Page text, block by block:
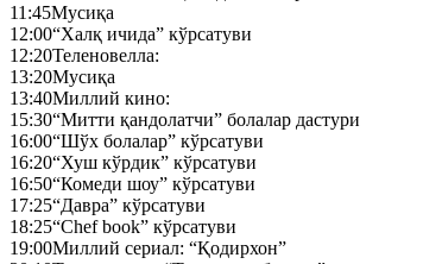
11:45Мусиқа
12:00“Халқ ичида” кўрсатуви
12:20Теленовелла:
13:20Мусиқа
13:40Миллий кино:
15:30“Митти қандолатчи” болалар дастури
16:00“Шўх болалар” кўрсатуви
16:20“Хуш кўрдик” кўрсатуви
16:50“Комеди шоу” кўрсатуви
17:25“Давра” кўрсатуви
18:25“Chef book” кўрсатуви
19:00Миллий сериал: “Қодирхон”